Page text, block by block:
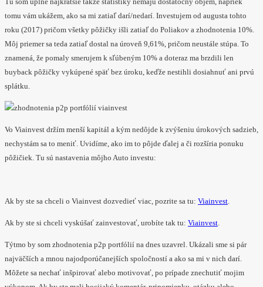
tomu vám ukážem, ako sa mi zatiaľ darí/nedarí. Investujem od augusta tohto
roku (2017) pričom všetky pôžičky išli zatiaľ do Poliakov a zhodnotenia 10%.
Môj priemer sa teda zatiaľ dostal na úroveň 9,61%, pričom neustále stúpa. To
znamená, že pomaly smerujem k sľúbeným 10% a doteraz ma brzdili len
buyback pôžičky vykúpené späť bez úroku, keďže nestihli dosiahnuť ani prvú
splátku.
Vo Viainvest držím menší kapitál a kým nedôjde k zvýšeniu úrokových sadzieb,
nechystám sa to meniť. Uvidíme, ako im to pôjde ďalej a či rozšíria ponuku
pôžičiek. Tu sú nastavenia môjho Auto investu:
Ak by ste sa chceli o Viainvest dozvedieť viac, pozrite sa tu: Viainvest.
Ak by ste si chceli vyskúšať zainvestovať, urobíte tak tu: Viainvest.
Týtmo by som zhodnotenia p2p portfólií na dnes uzavrel. Ukázali sme si pár
najväčších a mnou najodporúčanejších spoločností a ako sa mi v nich darí.
Môžete sa nechať inšpirovať alebo motivovať, po prípade znechutiť mojim